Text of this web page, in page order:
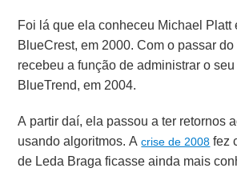
Foi lá que ela conheceu Michael Platt
BlueCrest, em 2000. Com o passar
recebeu a função de administrar o
BlueTrend, em 2004.
A partir daí, ela passou a ter retornos
usando algoritmos. Acrise de 2008 fez
de Leda Braga ficasse ainda mais